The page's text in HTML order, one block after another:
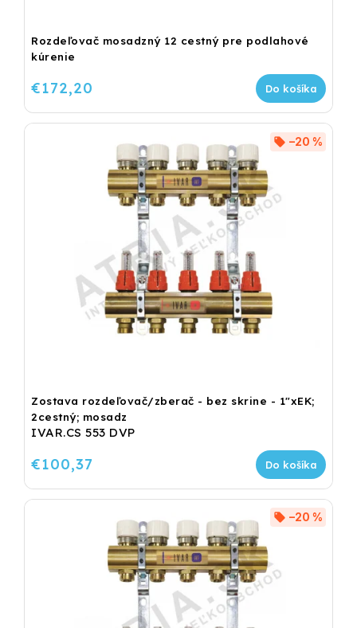
Rozdeľovač mosadzný 12 cestný pre podlahové
kúrenie
€172,20 Do košíka
Zostava rozdeľovač/zberač - bez skrine - 1"xEK;
2cestný; mosadz
IVAR.CS 553 DVP
–20 %
€100,37 Do košíka
–20 %